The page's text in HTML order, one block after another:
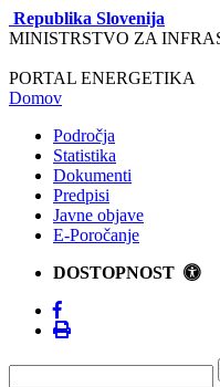
Republika Slovenija
MINISTRSTVO ZA
PORTAL ENERGETIKA
Domov
Področja
Statistika
Dokumenti
Predpisi
Javne objave
E-Poročanje
DOSTOPNOST